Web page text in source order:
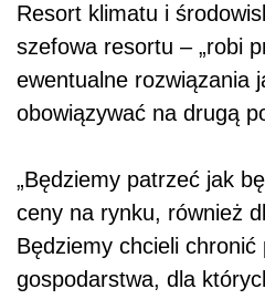
Resort klimatu i
szefowa resortu – „robi
ewentualne rozwiązania
obowiązywać na drugą
„Będziemy patrzeć jak
ceny na rynku, również
Będziemy chcieli
gospodarstwa, dla